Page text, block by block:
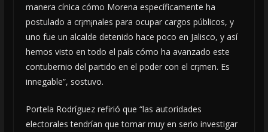
manera cínica cómo Morena específicamente ha
postulado a cr¡m¡nales para ocupar cargos públicos, y
uno fue un alcalde detenido hace poco en Jalisco, y así
hemos visto en todo el país cómo ha avanzado este
contubernio del partido en el poder con el cr¡men. Es
innegable”, sostuvo.
Portela Rodríguez refirió que “las autoridades
electorales tendrían que tomar muy en serio investigar